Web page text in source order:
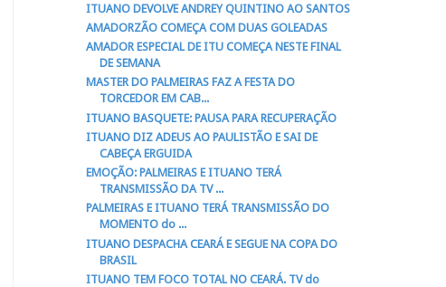
ITUANO DEVOLVE ANDREY QUINTINO AO SANTOS
AMADORZÃO COMEÇA COM DUAS GOLEADAS
AMADOR ESPECIAL DE ITU COMEÇA NESTE FINAL
DE SEMANA
MASTER DO PALMEIRAS FAZ A FESTA DO
TORCEDOR EM CAB...
ITUANO BASQUETE: PAUSA PARA RECUPERAÇÃO
ITUANO DIZ ADEUS AO PAULISTÃO E SAI DE
CABEÇA ERGUIDA
EMOÇÃO: PALMEIRAS E ITUANO TERÁ
TRANSMISSÃO DA TV ...
PALMEIRAS E ITUANO TERÁ TRANSMISSÃO DO
MOMENTO do ...
ITUANO DESPACHA CEARÁ E SEGUE NA COPA DO
BRASIL
ITUANO TEM FOCO TOTAL NO CEARÁ. TV do